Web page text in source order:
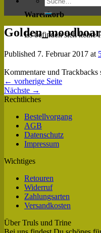
Warenkorb
Es befinden sich keine
Published 7. Februar 2017 at
Kommentare und Trackbacks
← vorherige Seite
Nächste →
Rechtliches
Bestellvorgang
AGB
Datenschutz
Impressum
Wichtiges
Retouren
Widerruf
Zahlungsarten
Versandkosten
Über Truls und Trine